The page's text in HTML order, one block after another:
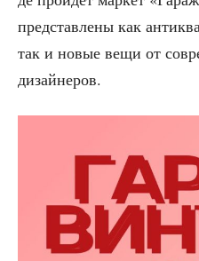
пред­став­ле­ны как
так и новые вещи от
дизайнеров.